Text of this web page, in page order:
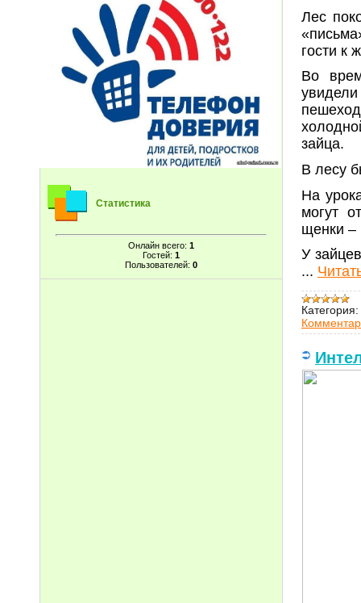
Статистика
Онлайн всего: 1
Гостей: 1
Пользователей: 0
Лес
гости к
Во
зайца.
В лесу
На
могут
щенки –
У
...
Категория: